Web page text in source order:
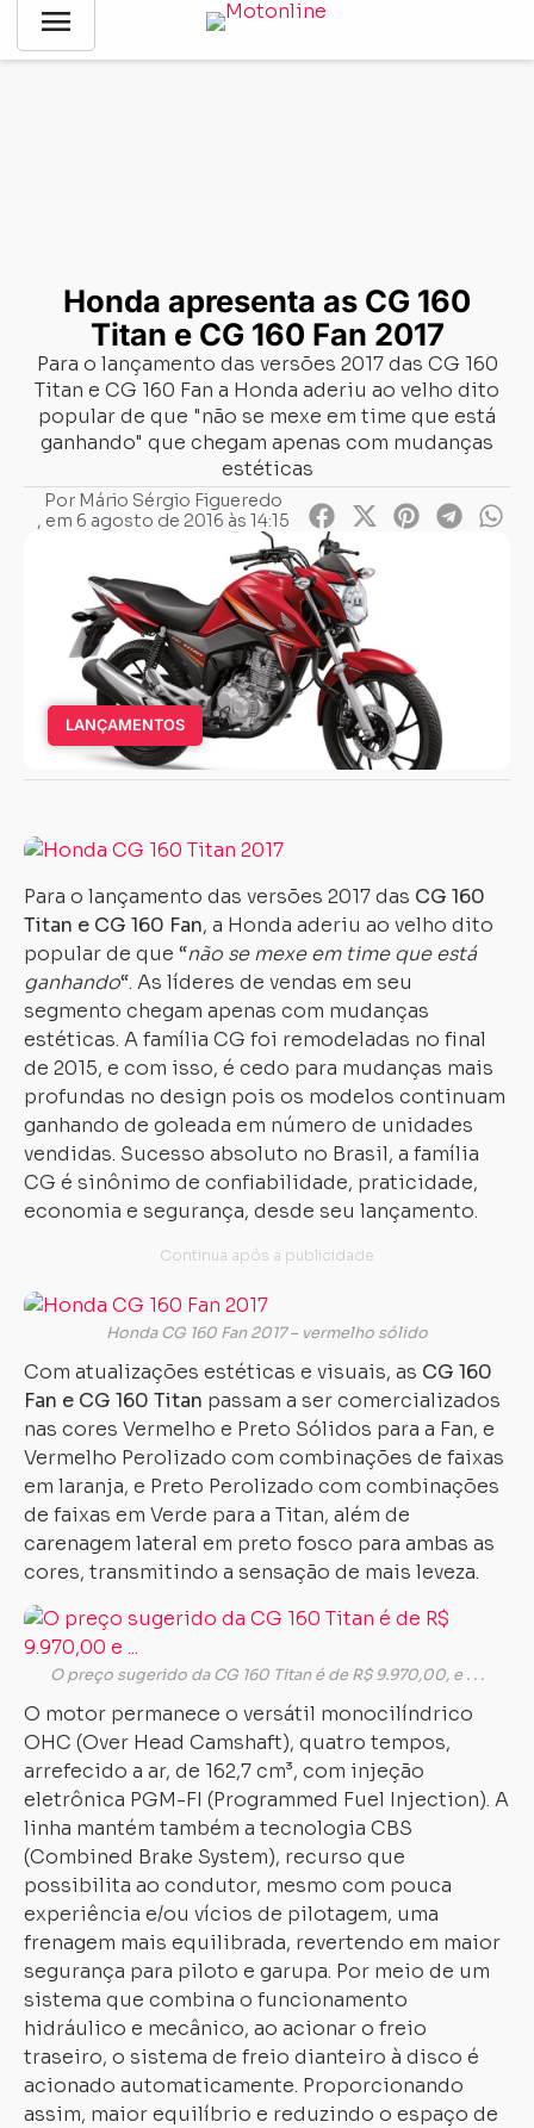
menu
Notícias Lançamentos-Honda apresenta as CG 160 Titan e
Honda apresenta as CG 160
Titan e CG 160 Fan 2017
Para o lançamento das versões 2017 das CG 160
Titan e CG 160 Fan a Honda aderiu ao velho dito
popular de que "não se mexe em time que está
ganhando" que chegam apenas com mudanças
estéticas
Por Mário Sérgio Figueredo
, em 6 agosto de 2016 às 14:15
LANÇAMENTOS
Para o lançamento das versões 2017 das CG 160
Titan e CG 160 Fan, a Honda aderiu ao velho dito
popular de que “não se mexe em time que está
ganhando“. As líderes de vendas em seu
segmento chegam apenas com mudanças
estéticas. A família CG foi remodeladas no final
de 2015, e com isso, é cedo para mudanças mais
profundas no design pois os modelos continuam
ganhando de goleada em número de unidades
vendidas. Sucesso absoluto no Brasil, a família
CG é sinônimo de confiabilidade, praticidade,
economia e segurança, desde seu lançamento.
Honda CG 160 Fan 2017 – vermelho sólido
Com atualizações estéticas e visuais, as CG 160
Fan e CG 160 Titan passam a ser comercializados
nas cores Vermelho e Preto Sólidos para a Fan, e
Vermelho Perolizado com combinações de faixas
em laranja, e Preto Perolizado com combinações
de faixas em Verde para a Titan, além de
carenagem lateral em preto fosco para ambas as
cores, transmitindo a sensação de mais leveza.
O preço sugerido da CG 160 Titan é de R$ 9.970,00, e . . .
O motor permanece o versátil monocilíndrico
OHC (Over Head Camshaft), quatro tempos,
arrefecido a ar, de 162,7 cm³, com injeção
eletrônica PGM-FI (Programmed Fuel Injection). A
linha mantém também a tecnologia CBS
(Combined Brake System), recurso que
possibilita ao condutor, mesmo com pouca
experiência e/ou vícios de pilotagem, uma
frenagem mais equilibrada, revertendo em maior
segurança para piloto e garupa. Por meio de um
sistema que combina o funcionamento
hidráulico e mecânico, ao acionar o freio
traseiro, o sistema de freio dianteiro à disco é
acionado automaticamente. Proporcionando
assim, maior equilíbrio e reduzindo o espaço de